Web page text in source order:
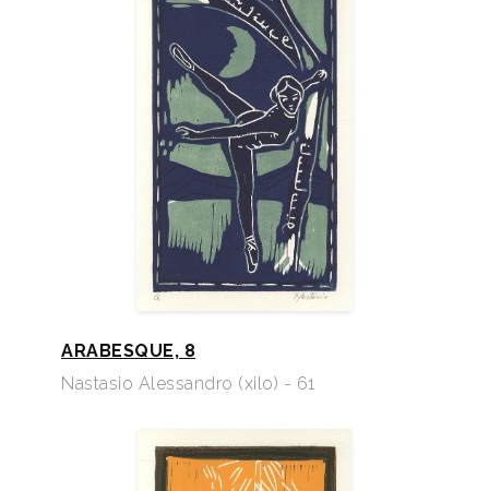
ARABESQUE, 8
Nastasio Alessandro (xilo) - 61